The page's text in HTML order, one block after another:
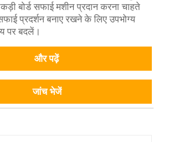
बोर्ड सफाई मशीन प्रदान करना चाहते
प्रदर्शन बनाए रखने के लिए उपभोग्य
पर बदलें।
और पढ़ें
जांच भेजें